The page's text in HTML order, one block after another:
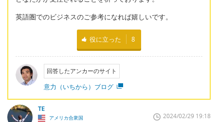
英語圏でのビジネスのご参考になれば嬉しいです。
役に立った 8
回答したアンカーのサイト
意力（いちから）ブログ
TE
アメリカ合衆国 2024/02/29 19:18